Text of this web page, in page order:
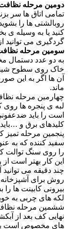
دومین مرحله
تمامی اتاق ها سر
روبالشتی ها را
کنید یا به وسیله ی
گردگیری می توانید
سومین مرحله
به دو عدد دستمال
خاک روی سطوح
آن ها اگر به این
ماند.
چهارمین مرحله
لبه ی پنجره ها
است را باید
کلیدهای برق و …باید
پنجمین مرحله تمیز
سفید کننده که به
را روی سنگ توالت
این کار بهتر است
چند دقیقه می توانید
روش برای
بیرونی کابینت ها
لکه های چربی به
ششمین مرحله
نهایی کف بعد از
های مخصوص است